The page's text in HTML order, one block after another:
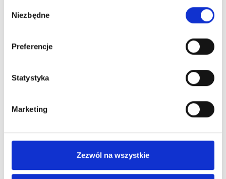
zgody
Niezbędne
Preferencje
Statystyka
Marketing
Zezwól na wszystkie